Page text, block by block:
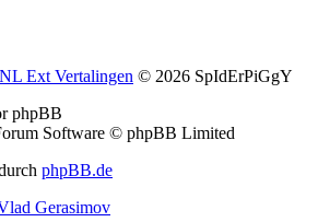
Ext Vertalingen © 2026 SpIdErPiGgY
phpBB
Software © phpBB Limited
phpBB.de
Gerasimov